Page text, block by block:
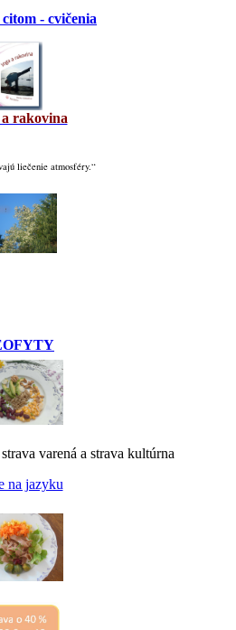
- cvičenia
rakovina
liečenie atmosféry.“
varená a strava kultúrna
na jazyku